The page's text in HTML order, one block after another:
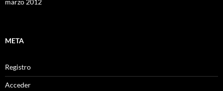
marzo 2012
META
Registro
Acceder